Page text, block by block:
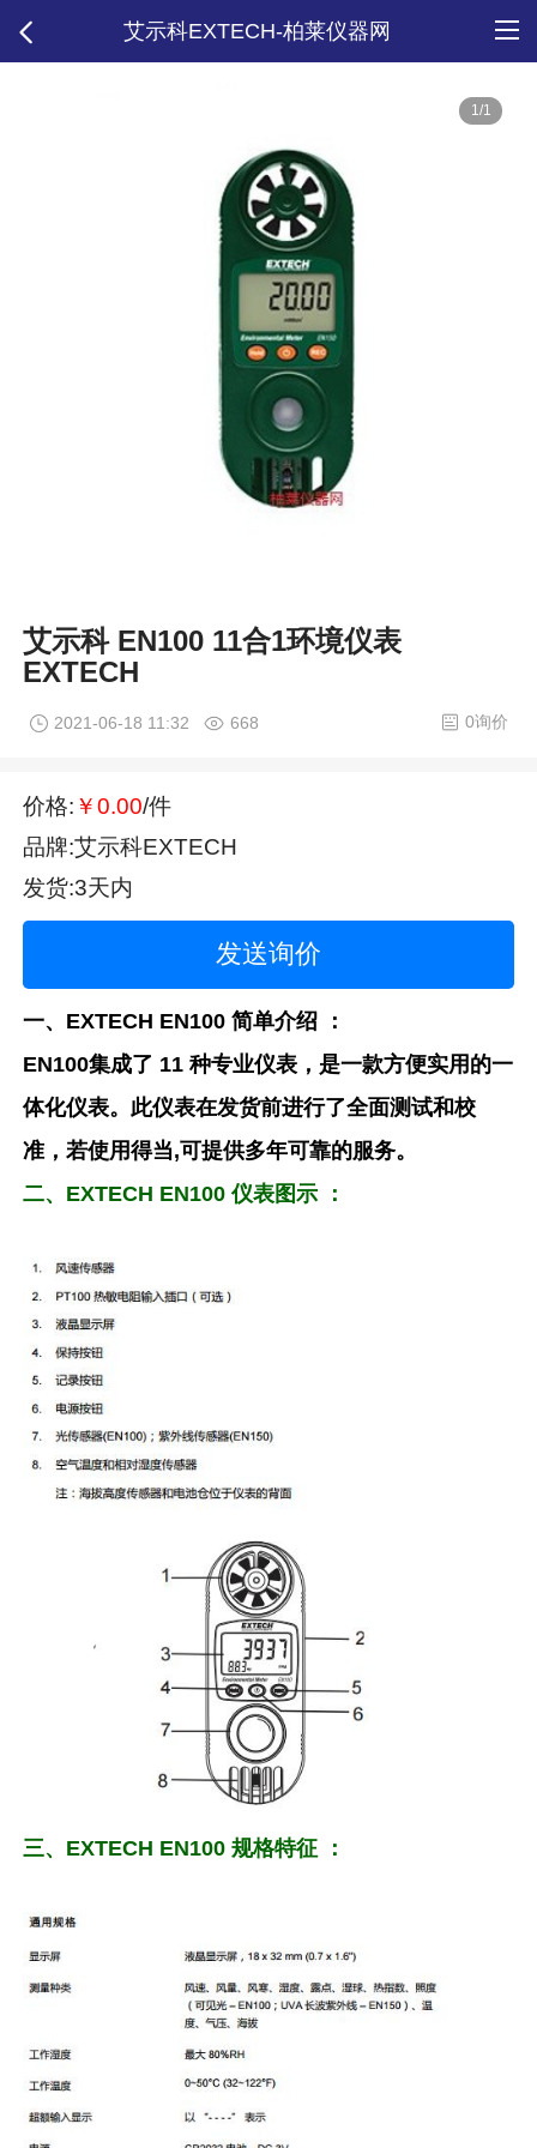
艾示科EXTECH-柏莱仪器网
1/1
艾示科 EN100 11合1环境仪表
EXTECH
2021-06-18 11:32 668 0询价
价格: ￥0.00/件
品牌:艾示科EXTECH
发货:3天内
发送询价
一、EXTECH EN100 简单介绍 ：
EN100集成了 11 种专业仪表，是一款方便实用的一
体化仪表。此仪表在发货前进行了全面测试和校
准，若使用得当,可提供多年可靠的服务。
二、EXTECH EN100 仪表图示 ：
三、EXTECH EN100 规格特征 ：